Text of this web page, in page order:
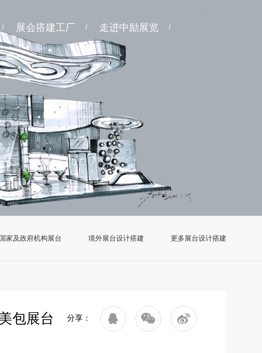
/ 展会搭建工厂 / 走进中励展览 /
国家及政府机构展台 境外展台设计搭建 更多展台设计搭建
包展台
分享：